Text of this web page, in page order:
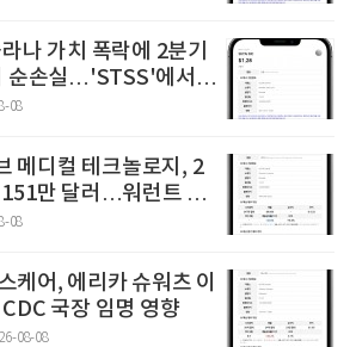
나 가치 폭락에 2분기
순손실…'STSS'에서
완료
08
메디컬 테크놀로지, 2
만 달러…워런트 행
러 조달
08
케어, 에리카 슈워츠 이
국장 임명 영향
08-08